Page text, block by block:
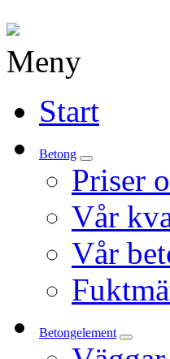
Meny
vidare
innehåll
Start
Betong
Priser
Vår
Vår
Betongelement